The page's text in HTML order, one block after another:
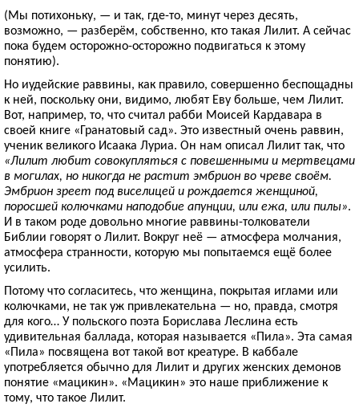
(Мы потихоньку, — и так, где-то, минут через десять,
возможно, — разберём, собственно, кто такая Лилит. А сейчас
пока будем осторожно-осторожно подвигаться к этому
понятию).
Но иудейские раввины, как правило, совершенно беспощадны
к ней, поскольку они, видимо, любят Еву больше, чем Лилит.
Вот, например, то, что считал рабби Моисей Кардавара в
своей книге «Гранатовый сад». Это известный очень раввин,
ученик великого Исаака Луриа. Он нам описал Лилит так, что
«Лилит любит совокупляться с повешенными и мертвецами
в могилах, но никогда не растит эмбрион во чреве своём.
Эмбрион зреет под виселицей и рождается женщиной,
поросшей колючками наподобие апунции, или ежа, или пилы».
И в таком роде довольно многие раввины-толкователи
Библии говорят о Лилит. Вокруг неё — атмосфера молчания,
атмосфера странности, которую мы попытаемся ещё более
усилить.
Потому что согласитесь, что женщина, покрытая иглами или
колючками, не так уж привлекательна — но, правда, смотря
для кого… У польского поэта Борислава Леслина есть
удивительная баллада, которая называется «Пила». Эта самая
«Пила» посвящена вот такой вот креатуре. В каббале
употребляется обычно для Лилит и других женских демонов
понятие «мацикин». «Мацикин» это наше приближение к
тому, что такое Лилит.